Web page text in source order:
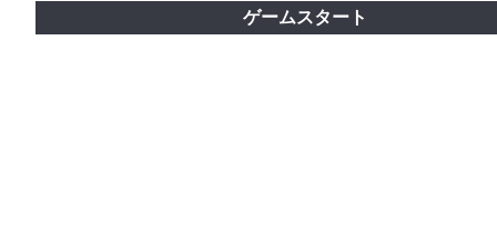
ゲームスタート